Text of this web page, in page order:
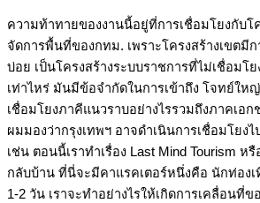
ความท้าทายของงานนี้อยู่ที่การเชื่อมโยงกับโ
จัดการพื้นที่ของกทม. เพราะโครงสร้างเขตมี
บ่อย เป็นโครงสร้างระบบราชการที่ไม่เชื่อมโ
เท่าไหร่ มันมีข้อจำกัดในการเข้าถึง โจทย์ให
เชื่อมโยงภาคีแนวราบอย่างไรรวมถึงภาคเอ
ผมมองว่ากรุงเทพฯ อาจดำเนินการเชื่อมโยง
เช่น ตอนนี้เราทำเรื่อง Last Mind Tourism ห
กลับบ้าน ที่นี่จะมีคาแรคเตอร์หนึ่งคือ นักท่อง
1-2 วัน เราจะทำอย่างไรให้เกิดการเคลื่อนที่